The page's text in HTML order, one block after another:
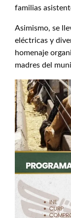
familias
Asimismo, se
eléctricas y
homenaje
madres del